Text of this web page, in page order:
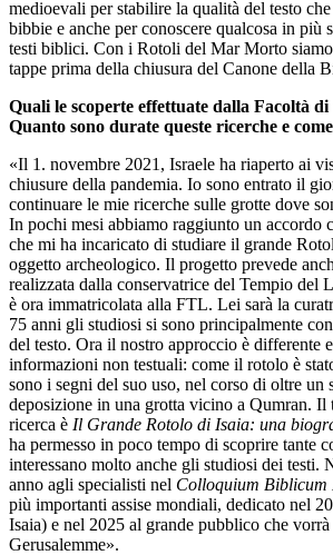
medioevali per stabilire la qualità del testo
bibbie e anche per conoscere qualcosa in più
testi biblici. Con i Rotoli del Mar Morto
tappe prima della chiusura del Canone della
Quali le scoperte effettuate dalla Facoltà
Quanto sono durate queste ricerche e
«Il 1. novembre 2021, Israele ha riaperto ai
chiusure della pandemia. Io sono entrato il
continuare le mie ricerche sulle grotte dove
In pochi mesi abbiamo raggiunto un accordo
che mi ha incaricato di studiare il grande
oggetto archeologico. Il progetto prevede
realizzata dalla conservatrice del Tempio del
è ora immatricolata alla FTL. Lei sarà la
75 anni gli studiosi si sono principalmente
del testo. Ora il nostro approccio è differente
informazioni non testuali: come il rotolo è
sono i segni del suo uso, nel corso di oltre un
deposizione in una grotta vicino a Qumran. Il
ricerca è Il Grande Rotolo di Isaia: una
ha permesso in poco tempo di scoprire tante
interessano molto anche gli studiosi dei testi.
anno agli specialisti nel Colloquium Biblicum
più importanti assise mondiali, dedicato nel
Isaia) e nel 2025 al grande pubblico che
Gerusalemme».